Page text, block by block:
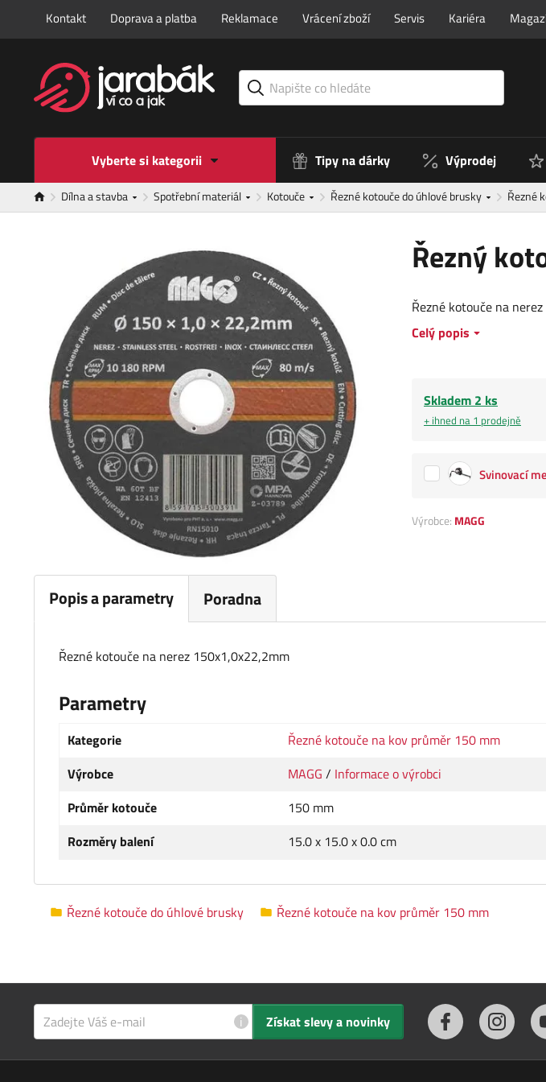
Kontakt Doprava a platba Reklamace Vrácení zboží Servis Kariéra
Vyberte si kategorii Tipy na dárky Výprodej
Dílna a stavba Spotřební materiál Kotouče Řezné kotouče do úhlové brusky Řezné
Řezný
Řezné kotouče na
Celý popis
Skladem 2 ks
+ ihned na 1 prodejně
Svinovací
Výrobce: MAGG
Popis a parametry Poradna
Řezné kotouče na nerez 150x1,0x22,2mm
Parametry
Kategorie
Řezné kotouče na kov průměr 150 mm
Výrobce
MAGG / Informace o výrobci
Průměr kotouče
150 mm
Rozměry balení
15.0 x 15.0 x 0.0 cm
Řezné kotouče do úhlové brusky Řezné kotouče na kov průměr 150 mm
i Získat slevy a novinky